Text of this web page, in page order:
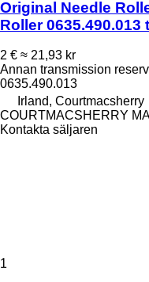
Original Needle
Roller
2 € ≈ 21,93 kr
Annan transmission
0635.490.013
Irland, Courtmacsherry
COURTMACSHERRY
Kontakta säljaren
1